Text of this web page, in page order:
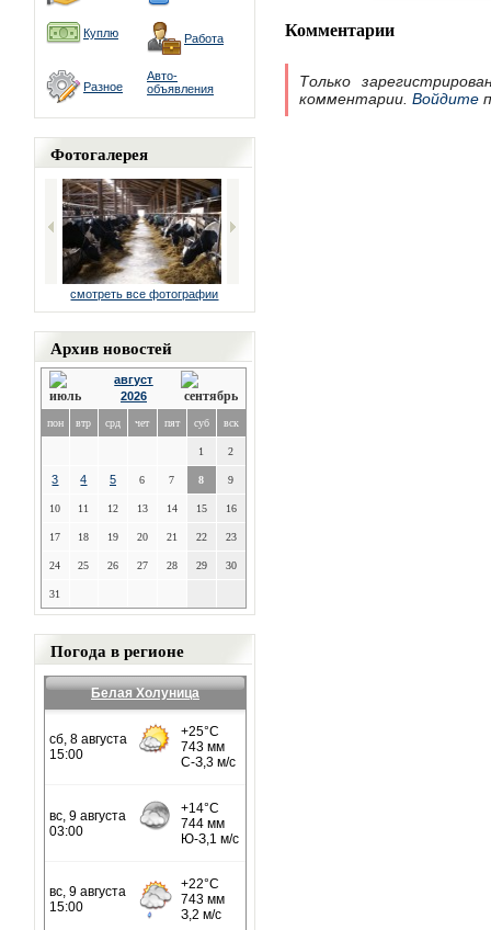
Куплю Работа
Разное
Авто-
объявления
Фотогалерея
смотреть все фотографии
Архив новостей
август
2026
пон втр срд чет пят суб вск
1 2
3 4 5 6 7 8 9
10 11 12 13 14 15 16
17 18 19 20 21 22 23
24 25 26 27 28 29 30
31
Погода в регионе
Белая Холуница
Комментарии
Только
комментарии. Войдите